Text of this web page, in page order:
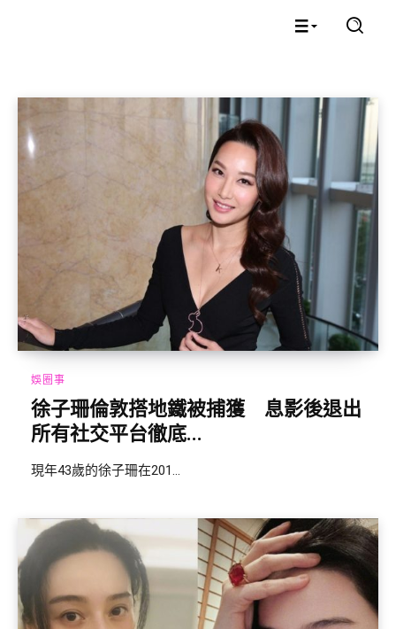
娛圈事
徐子珊倫敦搭地鐵被捕獲 息影後退出
所有社交平台徹底...
現年43歲的徐子珊在201...